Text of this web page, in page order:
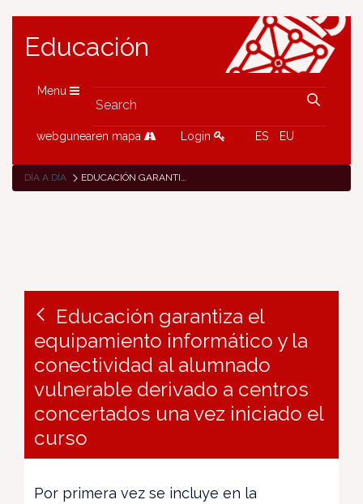
Educación
Menu
webgunearen mapa Login ES EU
DÍA A DÍA EDUCACIÓN GARANTIZA EL EQUIPAMIENTO INFORMÁTICO Y LA CONECTIVIDAD AL ALUMNADO VULNERABLE DERIVADO A CENTROS CONCERTADOS UNA VEZ INICIADO EL CURSO
Educación garantiza el
equipamiento informático y la
conectividad al alumnado
vulnerable derivado a centros
concertados una vez iniciado el
curso
Por primera vez se incluye en la